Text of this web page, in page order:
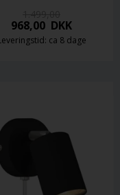
968,00 DKK
ca 8 dage